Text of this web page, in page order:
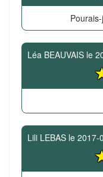
Léa BEAUVAIS le
Lili LEBAS le 2017-